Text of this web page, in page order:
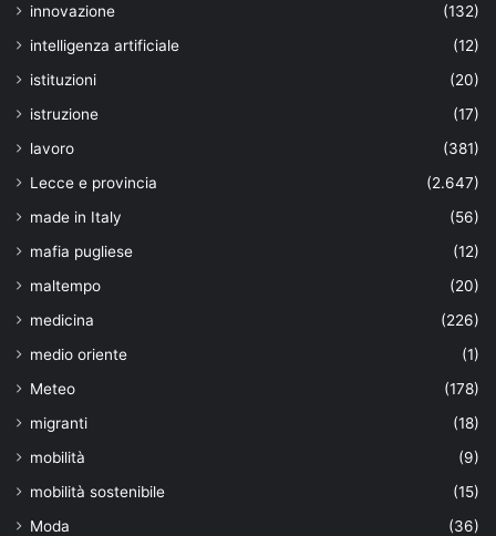
innovazione
(132)
intelligenza artificiale
(12)
istituzioni
(20)
istruzione
(17)
lavoro
(381)
Lecce e provincia
(2.647)
made in Italy
(56)
mafia pugliese
(12)
maltempo
(20)
medicina
(226)
medio oriente
(1)
Meteo
(178)
migranti
(18)
mobilità
(9)
mobilità sostenibile
(15)
Moda
(36)